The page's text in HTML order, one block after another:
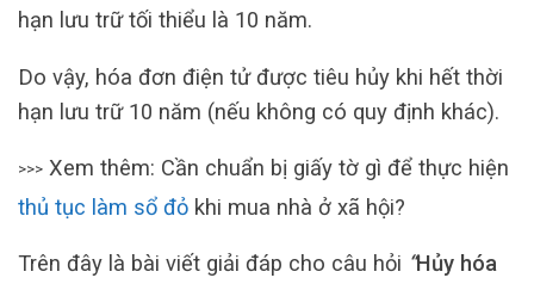
hạn lưu trữ tối thiểu là 10 năm.
Do vậy, hóa đơn điện tử được tiêu hủy khi hết thời
hạn lưu trữ 10 năm (nếu không có quy định khác).
>>> Xem thêm: Cần chuẩn bị giấy tờ gì để thực hiện
thủ tục làm sổ đỏ khi mua nhà ở xã hội?
Trên đây là bài viết giải đáp cho câu hỏi “Hủy hóa